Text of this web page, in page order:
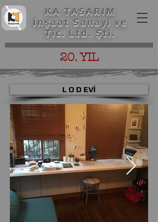
KA TASARIM
İnşaat Sanayi ve
Tic. Ltd. Şti.
20. YIL
L O D EVİ